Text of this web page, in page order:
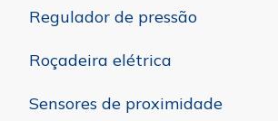
Regulador de pressão
Roçadeira elétrica
Sensores de proximidade